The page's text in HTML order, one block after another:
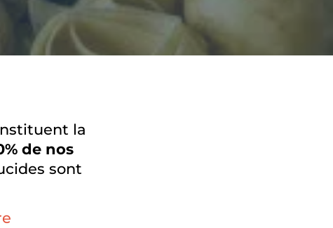
la
de nos
sont